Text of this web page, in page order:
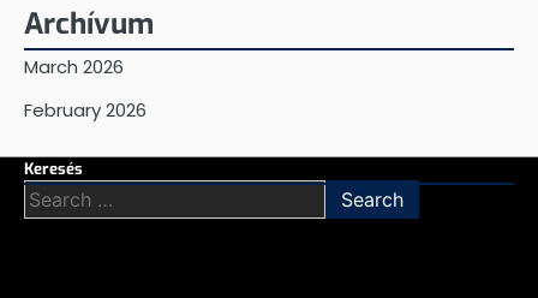
Archívum
March 2026
February 2026
Keresés
Search
for: